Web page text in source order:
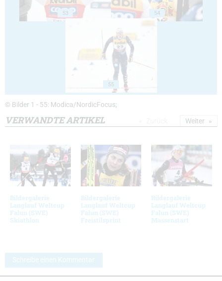
53 54
55
© Bilder 1 - 55: Modica/NordicFocus;
VERWANDTE ARTIKEL
Bildergalerie
Langlauf Weltcup
Falun (SWE)
Skiathlon
Bildergalerie
Langlauf Weltcup
Falun (SWE)
Freistilsprint
Bildergalerie
Langlauf Weltcup
Falun (SWE)
Massenstart
Weiter
Schreibe einen Kommentar